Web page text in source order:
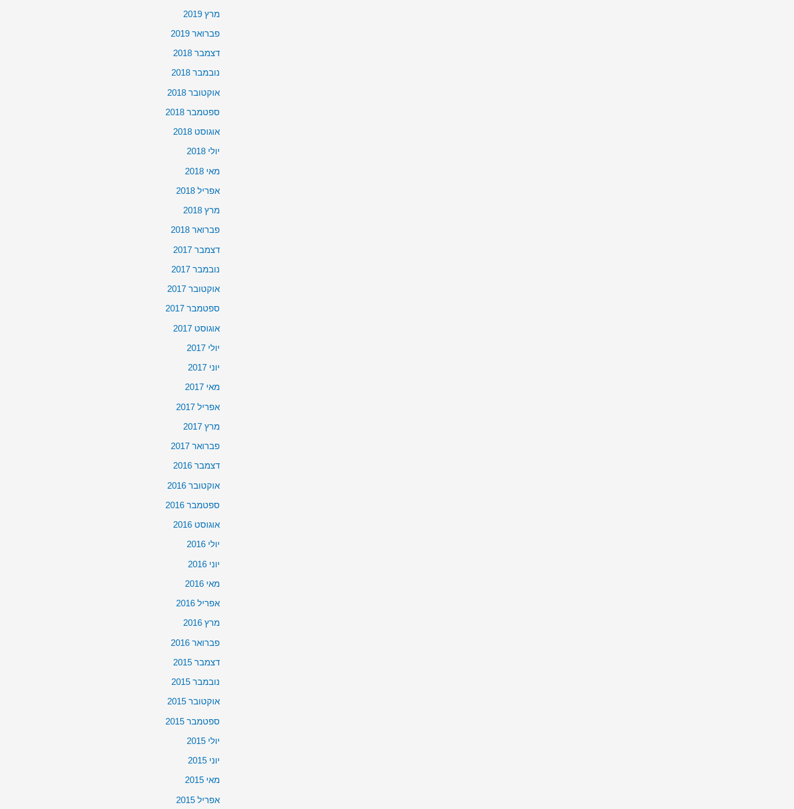
מרץ 2019
פברואר 2019
דצמבר 2018
נובמבר 2018
אוקטובר 2018
ספטמבר 2018
אוגוסט 2018
יולי 2018
מאי 2018
אפריל 2018
מרץ 2018
פברואר 2018
דצמבר 2017
נובמבר 2017
אוקטובר 2017
ספטמבר 2017
אוגוסט 2017
יולי 2017
יוני 2017
מאי 2017
אפריל 2017
מרץ 2017
פברואר 2017
דצמבר 2016
אוקטובר 2016
ספטמבר 2016
אוגוסט 2016
יולי 2016
יוני 2016
מאי 2016
אפריל 2016
מרץ 2016
פברואר 2016
דצמבר 2015
נובמבר 2015
אוקטובר 2015
ספטמבר 2015
יולי 2015
יוני 2015
מאי 2015
אפריל 2015